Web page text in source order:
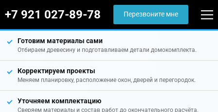
+7 921 027-89-78 Перезвоните мне
Готовим материалы сами
Отбираем древесину и подготавливаем детали домокомплекта.
Корректируем проекты
Меняем планировку, расположение окон, дверей и перегородок.
Уточняем комплектацию
Сверяем материалы и состав работ до окончательного расчёта.